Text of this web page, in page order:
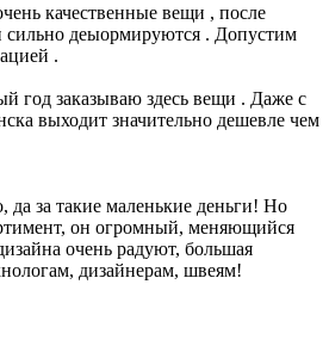
качественные вещи , после
сильно деыормируются . Допустим
.
год заказываю здесь вещи . Даже с
выходит значительно дешевле чем
да за такие маленькие деньги! Но
он огромный, меняющийся
очень радуют, большая
дизайнерам, швеям!